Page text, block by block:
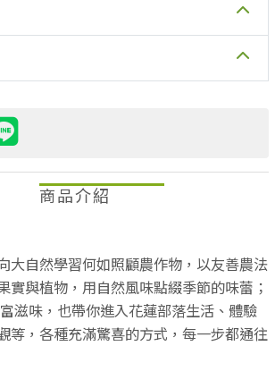
商品介紹
大自然學習何如照顧農作物，以友善農法
實與植物，用自然風味點綴季節的味蕾；
滋味，也帶你進入花蓮部落生活、體驗
等，各種充滿驚喜的方式，每一步都通往